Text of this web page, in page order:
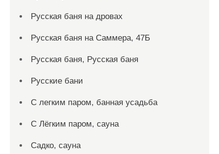
Русская баня на дровах
Русская баня на Саммера, 47Б
Русская баня, Русская баня
Русские бани
С легким паром, банная усадьба
С Лёгким паром, сауна
Садко, сауна